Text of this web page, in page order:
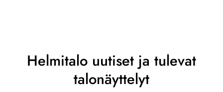
Helmitalo uutiset ja tulevat
talonäyttelyt